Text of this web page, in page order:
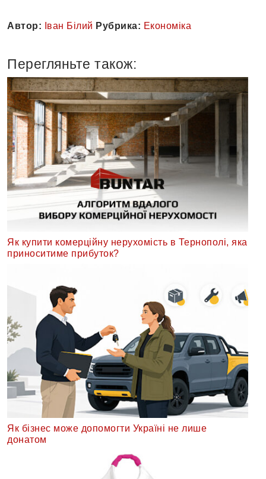
Автор: Іван Білий Рубрика: Економіка
Перегляньте також:
Як купити комерційну нерухомість в Тернополі, яка
приноситиме прибуток?
Як бізнес може допомогти Україні не лише
донатом